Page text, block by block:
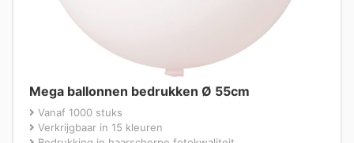
Mega ballonnen bedrukken Ø 55cm
Vanaf 1000 stuks
Verkrijgbaar in 15 kleuren